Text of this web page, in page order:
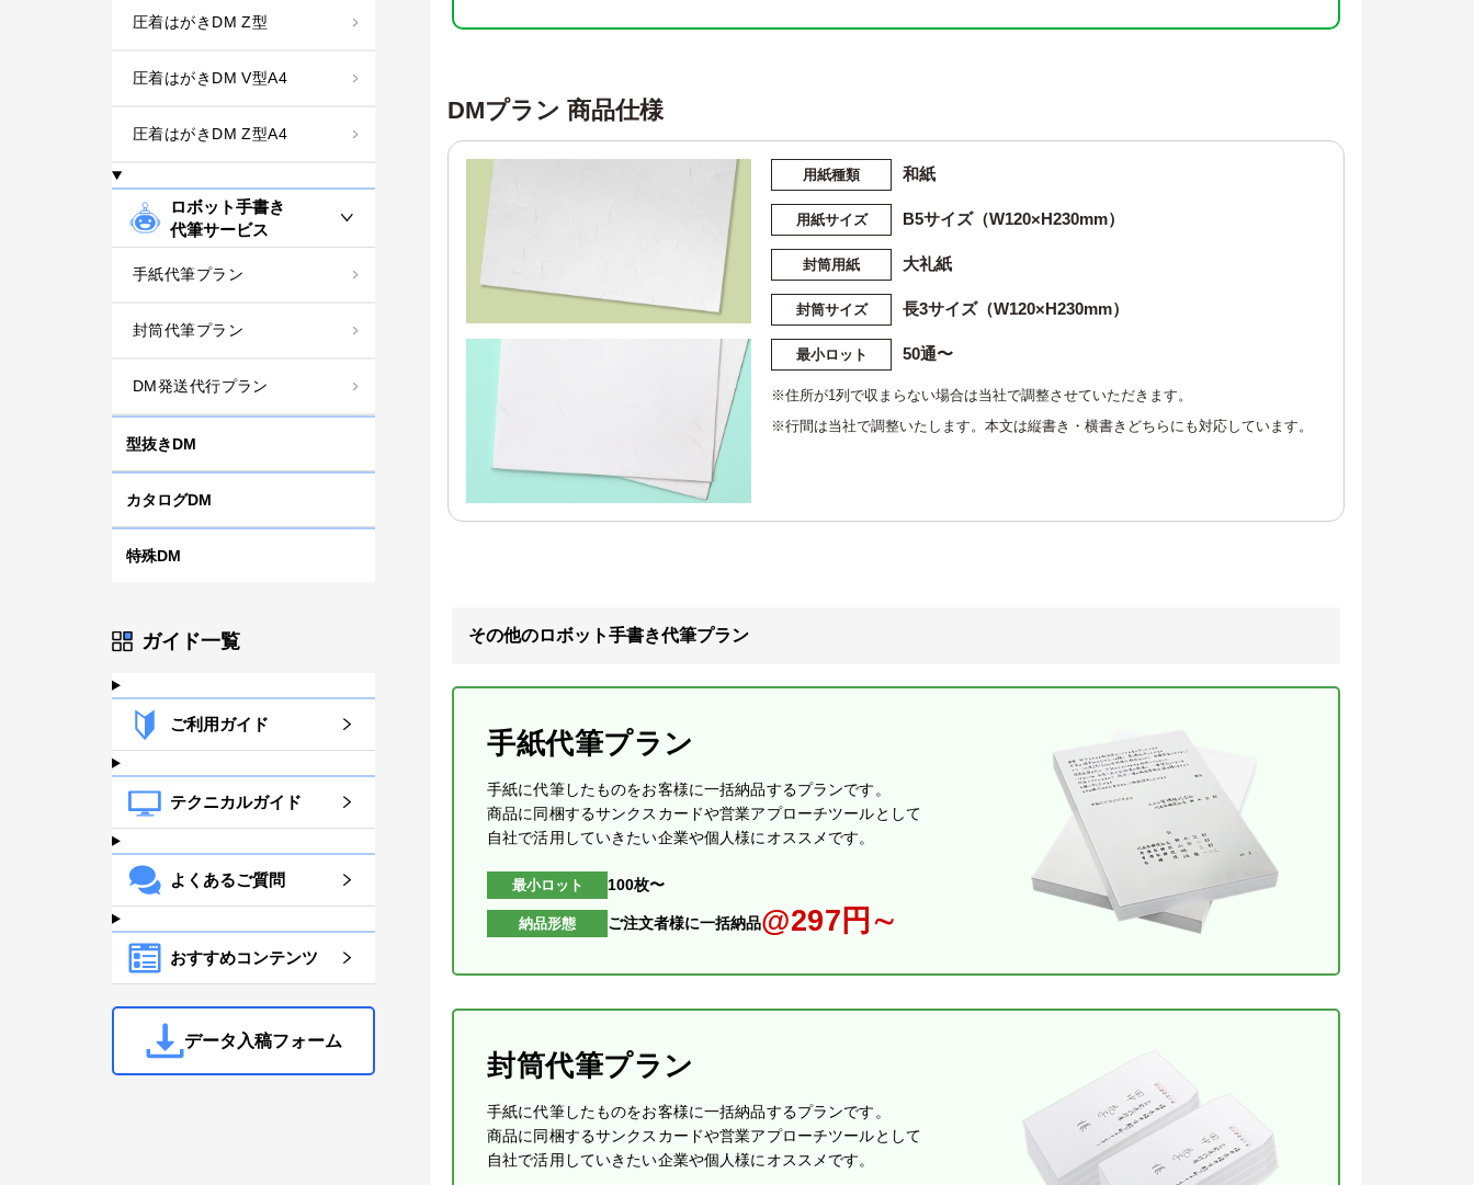
圧着はがきDM Z型
圧着はがきDM V型A4
圧着はがきDM Z型A4
ロボット手書き
代筆サービス
手紙代筆プラン
封筒代筆プラン
DM発送代行プラン
型抜きDM
カタログDM
特殊DM
ガイド一覧
ご利用ガイド
テクニカルガイド
よくあるご質問
おすすめコンテンツ
データ入稿フォーム
DMプラン 商品仕様
用紙種類 和紙
用紙サイズ B5サイズ（W120×H230mm）
封筒用紙 大礼紙
封筒サイズ 長3サイズ（W120×H230mm）
最小ロット 50通〜
※住所が1列で収まらない場合は当社で調整させていただきます。
※行間は当社で調整いたします。本文は縦書き・横書きどちらにも対応しています。
その他のロボット手書き代筆プラン
手紙代筆プラン
手紙に代筆したものをお客様に一括納品するプランです。
商品に同梱するサンクスカードや営業アプローチツールとして
自社で活用していきたい企業や個人様にオススメです。
最小ロット 100枚〜
納品形態 ご注文者様に一括納品@297円∼
封筒代筆プラン
手紙に代筆したものをお客様に一括納品するプランです。
商品に同梱するサンクスカードや営業アプローチツールとして
自社で活用していきたい企業や個人様にオススメです。